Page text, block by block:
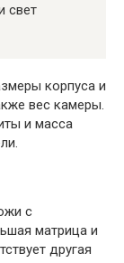
свет
корпуса и
вес камеры.
и масса
с
матрица и
другая